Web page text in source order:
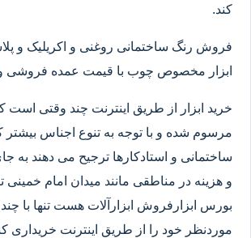
کند.
فروش رنگ ساختمانی روغنی و اکریلیک و
ابزار مخصوص چوب با قیمت عمده فروشی و
خرید ابزار از طریق اینترنت چند وقتی است
مرسوم شده و با توجه به تنوع اجناس بیشتر
ساختمانی و استادکارها ترجیح می دهند
و هزینه در مناطقی مانند میدان امام خمینی
بورس ابزارفروش ابزارآلات هست تنها با
موردنظر خود را از طریق اینترنت خریداری